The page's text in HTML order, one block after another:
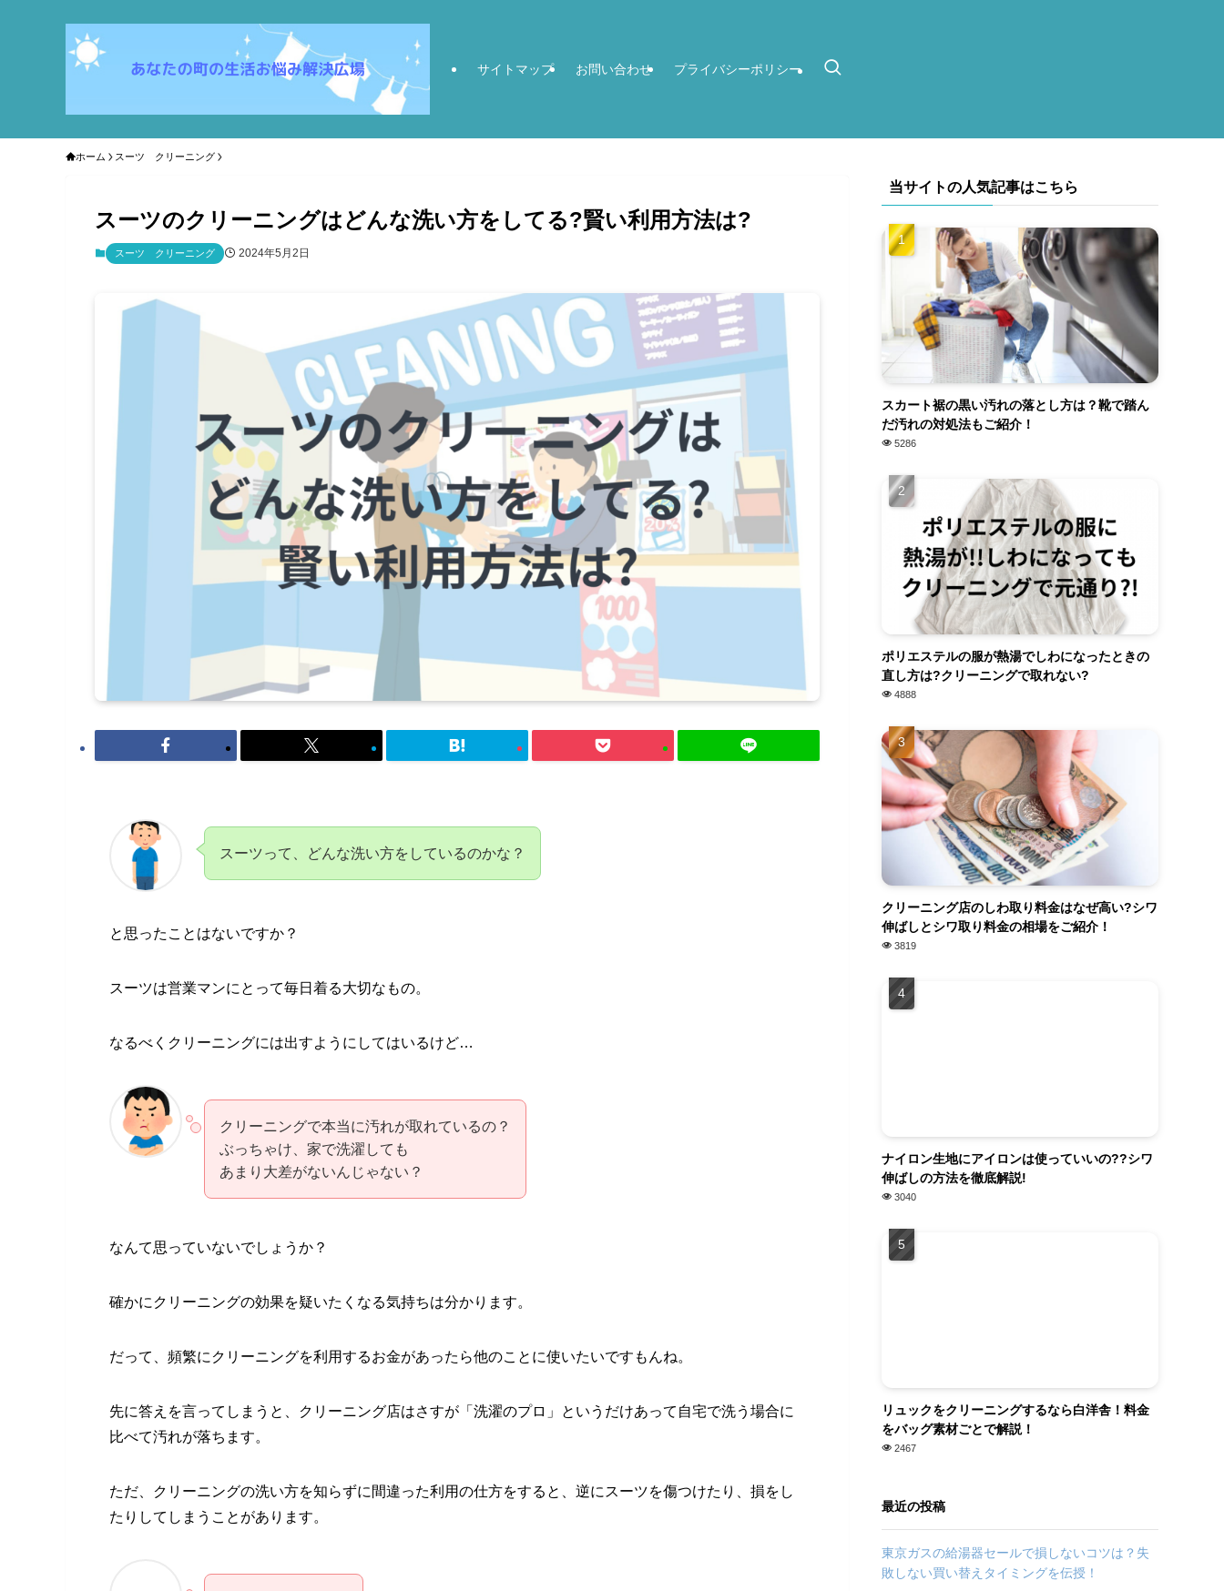
サイトマップ お問い合わせ プライバシーポリシー
ホーム スーツ クリーニング
スーツのクリーニングはどんな洗い方をしてる?賢い利用方法は?
スーツ クリーニング 2024年5月2日
スーツって、どんな洗い方をしているのかな？
と思ったことはないですか？
スーツは営業マンにとって毎日着る大切なもの。
なるべくクリーニングには出すようにしてはいるけど…
クリーニングで本当に汚れが取れているの？
ぶっちゃけ、家で洗濯しても
あまり大差がないんじゃない？
なんて思っていないでしょうか？
確かにクリーニングの効果を疑いたくなる気持ちは分かります。
だって、頻繁にクリーニングを利用するお金があったら他のことに使いたいですもんね。
先に答えを言ってしまうと、クリーニング店はさすが「洗濯のプロ」というだけあって自宅で洗う場合に
比べて汚れが落ちます。
ただ、クリーニングの洗い方を知らずに間違った利用の仕方をすると、逆にスーツを傷つけたり、損をし
たりしてしまうことがあります。
当サイトの人気記事はこちら
スカート裾の黒い汚れの落とし方は？靴で踏ん
だ汚れの対処法もご紹介！
5286
ポリエステルの服が熱湯でしわになったときの
直し方は?クリーニングで取れない?
4888
クリーニング店のしわ取り料金はなぜ高い?シワ
伸ばしとシワ取り料金の相場をご紹介！
3819
ナイロン生地にアイロンは使っていいの??シワ
伸ばしの方法を徹底解説!
3040
リュックをクリーニングするなら白洋舎！料金
をバッグ素材ごとで解説！
2467
最近の投稿
東京ガスの給湯器セールで損しないコツは？失
敗しない買い替えタイミングを伝授！